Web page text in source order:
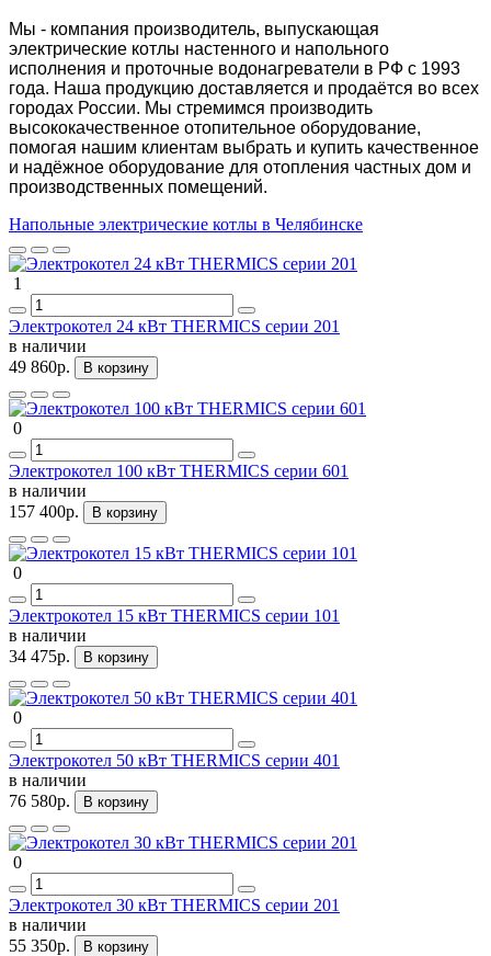
Мы - компания производитель, выпускающая
электрические котлы настенного и напольного
исполнения и проточные водонагреватели в РФ с 1993
года. Наша продукцию доставляется и продаётся во всех
городах России. Мы стремимся производить
высококачественное отопительное оборудование,
помогая нашим клиентам выбрать и купить качественное
и надёжное оборудование для отопления частных дом и
производственных помещений.
Напольные электрические котлы в Челябинске
1
Электрокотел 24 кВт THERMICS серии 201
в наличии
49 860р.
В корзину
0
Электрокотел 100 кВт THERMICS серии 601
в наличии
157 400р.
В корзину
0
Электрокотел 15 кВт THERMICS серии 101
в наличии
34 475р.
В корзину
0
Электрокотел 50 кВт THERMICS серии 401
в наличии
76 580р.
В корзину
0
Электрокотел 30 кВт THERMICS серии 201
в наличии
55 350р.
В корзину